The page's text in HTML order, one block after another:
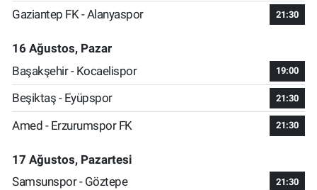
Gaziantep FK - Alanyaspor 21:30
16 Ağustos, Pazar
Başakşehir - Kocaelispor
19:00
Beşiktaş - Eyüpspor 21:30
Amed - Erzurumspor FK 21:30
17 Ağustos, Pazartesi
Samsunspor - Göztepe
21:30